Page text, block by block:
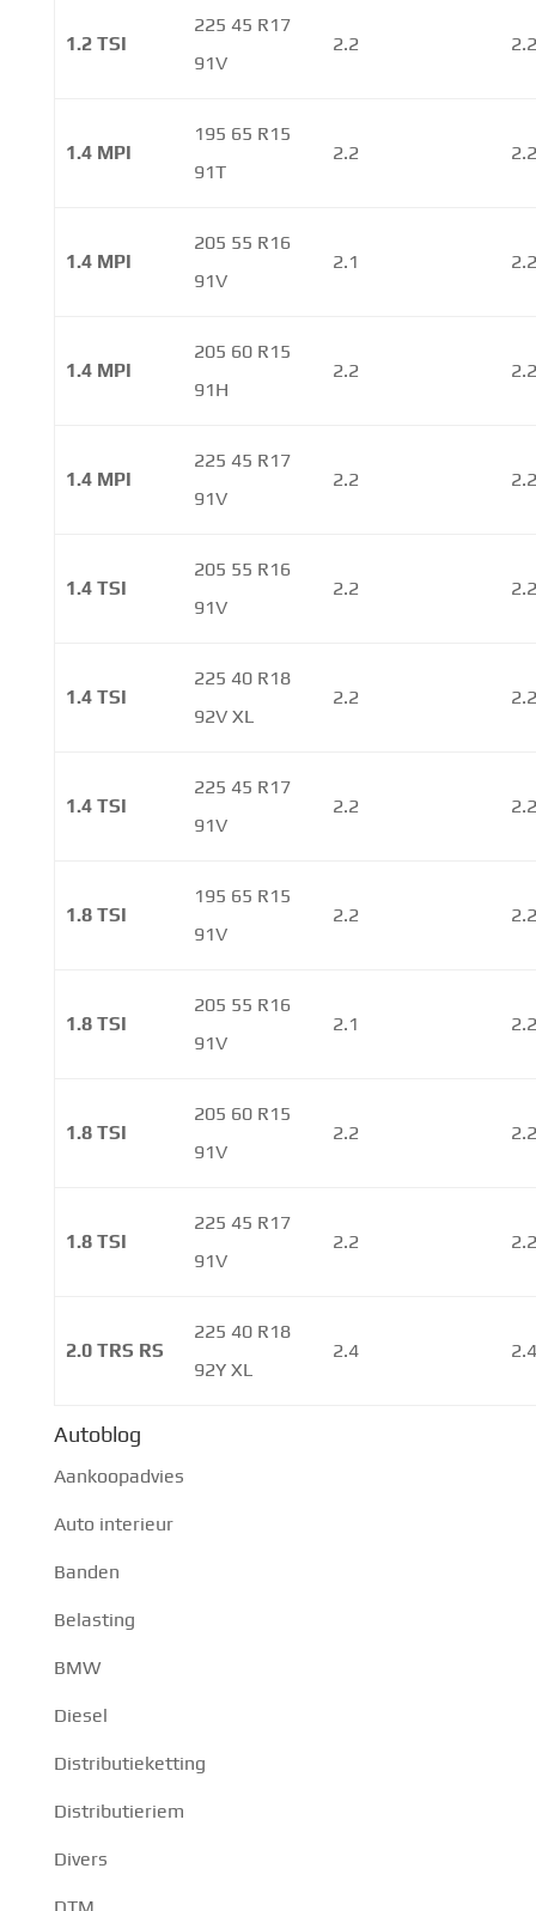
1.2 TSI
225 45 R17
91V
2.2
1.4 MPI
195 65 R15
91T
2.2
1.4 MPI
205 55 R16
91V
2.1
1.4 MPI
205 60 R15
91H
2.2
1.4 MPI
225 45 R17
91V
2.2
1.4 TSI
205 55 R16
91V
2.2
1.4 TSI
225 40 R18
92V XL
2.2
1.4 TSI
225 45 R17
91V
2.2
1.8 TSI
195 65 R15
91V
2.2
1.8 TSI
205 55 R16
91V
2.1
1.8 TSI
205 60 R15
91V
2.2
1.8 TSI
225 45 R17
91V
2.2
2.0 TRS RS
225 40 R18
92Y XL
2.4
Autoblog
Aankoopadvies
Auto interieur
Banden
Belasting
BMW
Diesel
Distributieketting
Distributieriem
Divers